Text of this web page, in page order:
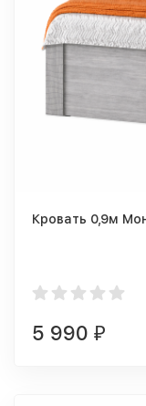
Кровать 0,9м
5 990 ₽